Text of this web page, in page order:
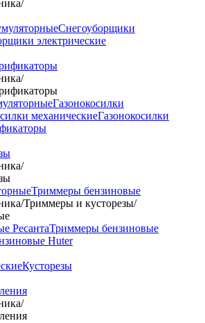
/
Снегоуборщики
электрические
/
Газонокосилки
механическиеГазонокосилки
/
Триммеры бензиновые
/Триммеры и кусторезы/
РесантаТриммеры бензиновые
Huter
Кусторезы
/